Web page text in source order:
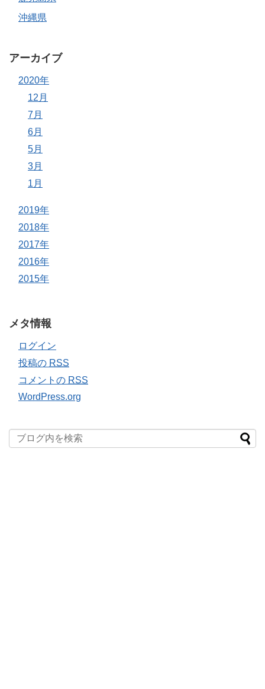
沖縄県
アーカイブ
2020年
12月
7月
6月
5月
3月
1月
2019年
2018年
2017年
2016年
2015年
メタ情報
ログイン
投稿の RSS
コメントの RSS
WordPress.org